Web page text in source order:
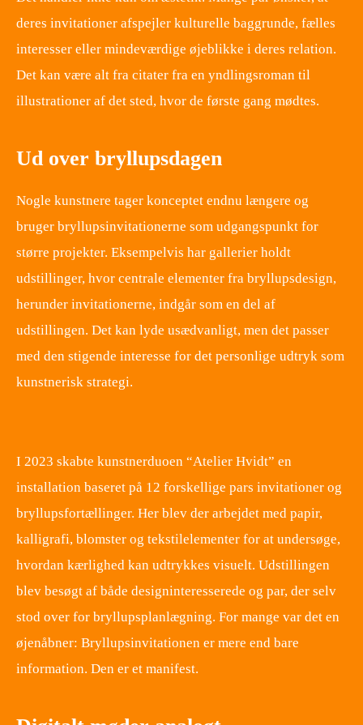
deres invitationer afspejler kulturelle baggrunde, fælles
interesser eller mindeværdige øjeblikke i deres relation.
Det kan være alt fra citater fra en yndlingsroman til
illustrationer af det sted, hvor de første gang mødtes.
Ud over bryllupsdagen
Nogle kunstnere tager konceptet endnu længere og
bruger bryllupsinvitationerne som udgangspunkt for
større projekter. Eksempelvis har gallerier holdt
udstillinger, hvor centrale elementer fra bryllupsdesign,
herunder invitationerne, indgår som en del af
udstillingen. Det kan lyde usædvanligt, men det passer
med den stigende interesse for det personlige udtryk som
kunstnerisk strategi.
I 2023 skabte kunstnerduoen “Atelier Hvidt” en
installation baseret på 12 forskellige pars invitationer og
bryllupsfortællinger. Her blev der arbejdet med papir,
kalligrafi, blomster og tekstilelementer for at undersøge,
hvordan kærlighed kan udtrykkes visuelt. Udstillingen
blev besøgt af både designinteresserede og par, der selv
stod over for bryllupsplanlægning. For mange var det en
øjenåbner: Bryllupsinvitationen er mere end bare
information. Den er et manifest.